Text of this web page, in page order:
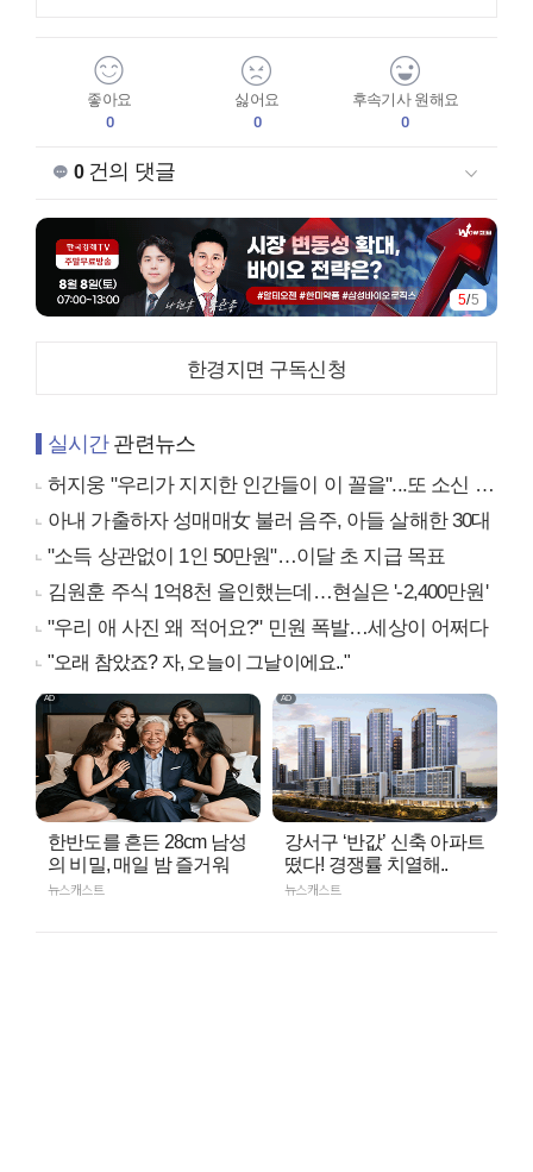
좋아요
0
싫어요
0
후속기사 원해요
0
0건의 댓글
5/5
한경지면 구독신청
실시간관련뉴스
허지웅 "우리가 지지한 인간들이 이 꼴을"...또 소신 발언
아내 가출하자 성매매女 불러 음주, 아들 살해한 30대
"소득 상관없이 1인 50만원"…이달 초 지급 목표
김원훈 주식 1억8천 올인했는데…현실은 '-2,400만원'
"우리 애 사진 왜 적어요?" 민원 폭발…세상이 어쩌다
"오래 참았죠? 자, 오늘이 그날이에요.."
한반도를 흔든 28cm 남성
의 비밀, 매일 밤 즐거워
뉴스캐스트
강서구 ‘반값’ 신축 아파트
떴다! 경쟁률 치열해..
뉴스캐스트